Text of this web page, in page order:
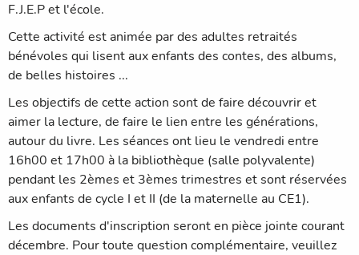
F.J.E.P et l'école.
Cette activité est animée par des adultes retraités
bénévoles qui lisent aux enfants des contes, des albums,
de belles histoires ...
Les objectifs de cette action sont de faire découvrir et
aimer la lecture, de faire le lien entre les générations,
autour du livre. Les séances ont lieu le vendredi entre
16h00 et 17h00 à la bibliothèque (salle polyvalente)
pendant les 2èmes et 3èmes trimestres et sont réservées
aux enfants de cycle I et II (de la maternelle au CE1).
Les documents d'inscription seront en pièce jointe courant
décembre. Pour toute question complémentaire, veuillez